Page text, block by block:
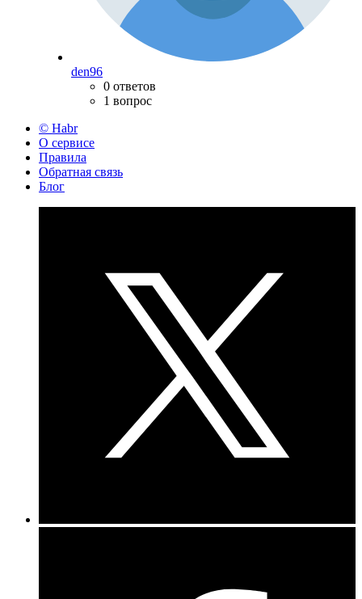
den96
0 ответов
1 вопрос
© Habr
О сервисе
Правила
Обратная связь
Блог